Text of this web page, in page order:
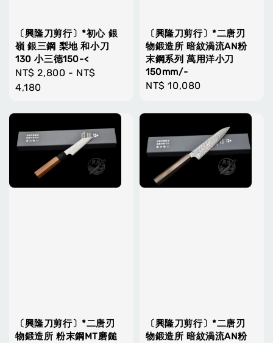
〔興隆刀剪行〕*初心 銀
嶺 銀三鋼 梨地 和小刀
130 小三德150-<
Regular
price
NT$ 2,800 - NT$
4,180
〔興隆刀剪行〕*二唐刃
物鍛造所 暗紋渦流AN粉
末鋼系列 萬用洋小刀
150mm/-
Regular
NT$ 10,080
〔興隆刀剪行〕*二唐刃
物鍛造所 粉末鋼MT磨鎚
〔興隆刀剪行〕*二唐刃
物鍛造所 暗紋渦流AN粉